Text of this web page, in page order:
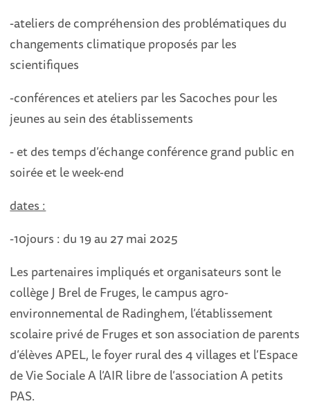
-ateliers de compréhension des problématiques du
changements climatique proposés par les
scientifiques
-conférences et ateliers par les Sacoches pour les
jeunes au sein des établissements
- et des temps d’échange conférence grand public en
soirée et le week-end
dates :
-10jours : du 19 au 27 mai 2025
Les partenaires impliqués et organisateurs sont le
collège J Brel de Fruges, le campus agro-
environnemental de Radinghem, l’établissement
scolaire privé de Fruges et son association de parents
d’élèves APEL, le foyer rural des 4 villages et l’Espace
de Vie Sociale A l’AIR libre de l’association A petits
PAS.